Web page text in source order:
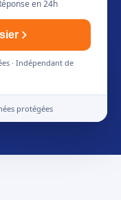
en 24h
· Indépendant de
protégées